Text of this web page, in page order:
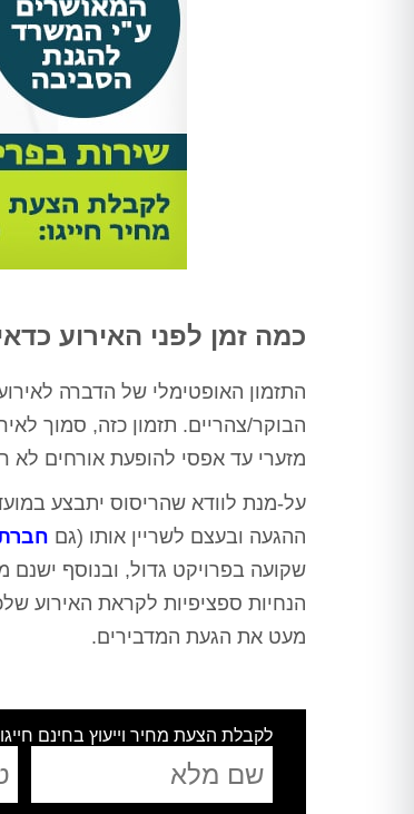
כמה זמן לפני האירוע
התזמון האופטימלי של הדברה
הבוקר/צהריים. תזמון כזה, סמוך
מזערי עד אפסי להופעת אורחים לא
על-מנת לוודא שהריסוס יתבצע
ההגעה ובעצם לשריין אותו (גם
שקועה בפרויקט גדול, ובנוסף
הנחיות ספציפיות לקראת האירוע
מעט את הגעת המדבירים.
לקבלת הצעת מחיר וייעוץ בחינם
הראשונה. שלח לנו את אלדד ואחרי
להיכנס לחדר שהיה סגור בגלל שאי
הצוות דאג לטפל לנו בבעיה בצורה
אחריו ולהשאיר שובל של ריח שרק
אחרי לחץ ובהלה
בטוחה וקיבלתי
ואמין!